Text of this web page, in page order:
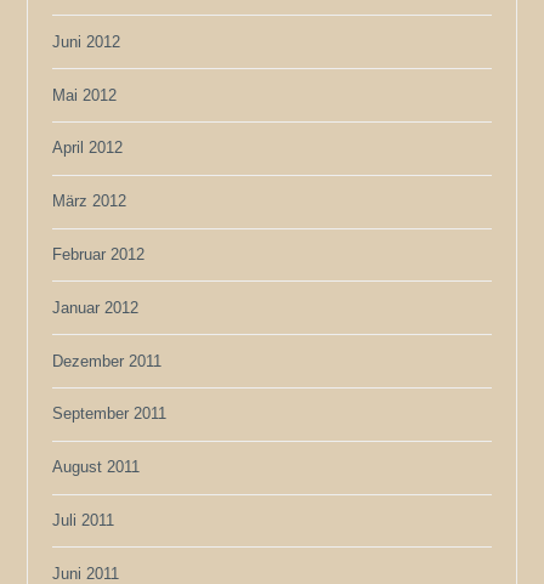
Juni 2012
Mai 2012
April 2012
März 2012
Februar 2012
Januar 2012
Dezember 2011
September 2011
August 2011
Juli 2011
Juni 2011